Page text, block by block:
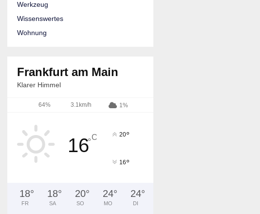
Werkzeug
Wissenswertes
Wohnung
Frankfurt am Main
Klarer Himmel
64% 3.1km/h 1%
16°C 20°
16°
18°
FR
18°
SA
20°
SO
24°
MO
24°
DI